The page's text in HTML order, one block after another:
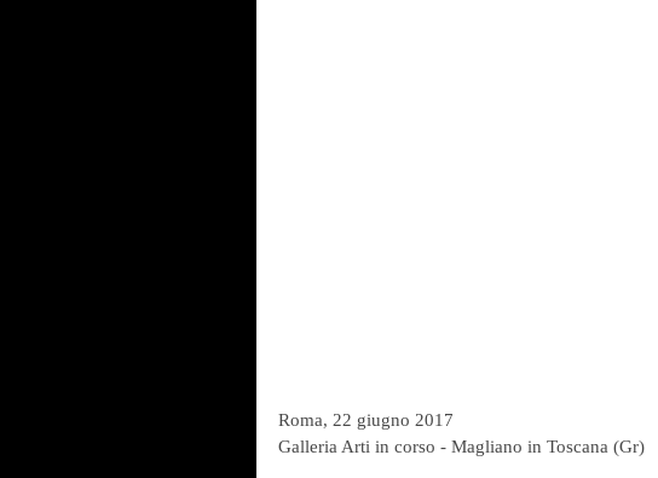
Roma, 22 giugno 2017
Galleria Arti in corso - Magliano in Toscana (Gr)